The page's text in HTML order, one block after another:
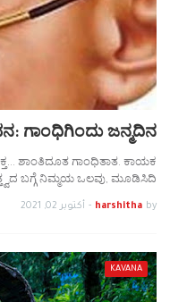
ಗಾಂಧಿಗಿಂದು ಜನ್ಮದಿನ
ಶಾಂತಿದೂತ ಗಾಂಧಿತಾತ. ಕಾಯಕ
ಬಗ್ಗೆ ನಿಮ್ಮಯ ಒಲವು, ಮೂಡಿಸಿದಿ…
by
harshitha
- أكتوبر 02, 2021
KAVANA